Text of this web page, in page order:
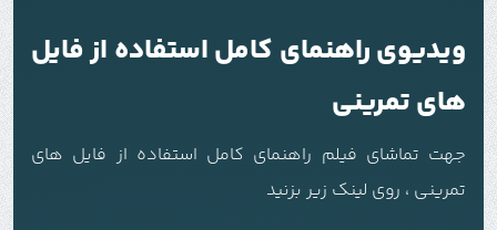
ویدیوی راهنمای کامل استفاده از فایل
های تمرینی
جهت تماشای فیلم راهنمای کامل استفاده از فایل های
تمرینی ، روی لینک زیر بزنید